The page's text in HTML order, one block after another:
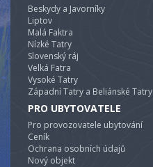
Beskydy a Javorníky
Liptov
Malá Faktra
Nízké Tatry
Slovenský ráj
Velká Fatra
Vysoké Tatry
Západní Tatry a Beliánské Tatry
PRO UBYTOVATELE
Pro provozovatele ubytování
Ceník
Ochrana osobních údajů
Nový objekt